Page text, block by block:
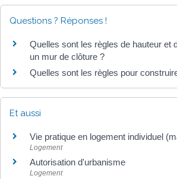
Questions ? Réponses !
Quelles sont les règles de hauteur et
un mur de clôture ?
Quelles sont les règles pour
Et aussi
Vie pratique en logement individuel
Logement
Autorisation d'urbanisme
Logement